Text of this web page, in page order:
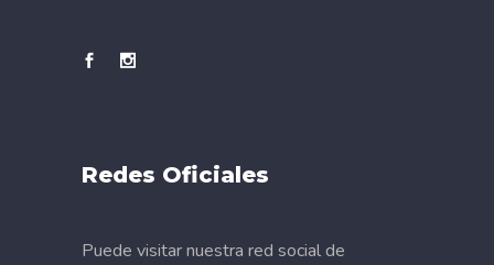
Redes Oficiales
Puede visitar nuestra red social de